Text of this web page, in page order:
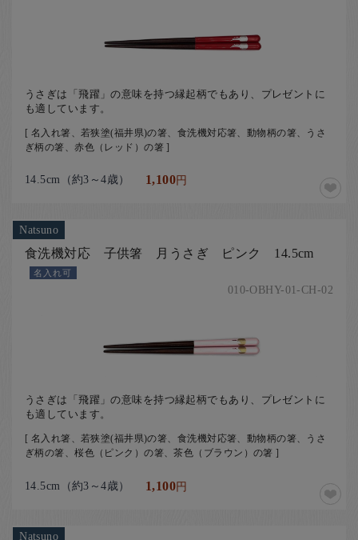
うさぎは「飛躍」の意味を持つ縁起柄でもあり、プレゼントに
も適しています。
[ 名入れ箸、若狭塗(福井県)の箸、食洗機対応箸、動物柄の箸、うさ
ぎ柄の箸、赤色（レッド）の箸 ]
14.5cm（約3～4歳） 1,100円
Natsuno
食洗機対応 子供箸 月うさぎ ピンク 14.5cm
名入れ可
010-OBHY-01-CH-02
うさぎは「飛躍」の意味を持つ縁起柄でもあり、プレゼントに
も適しています。
[ 名入れ箸、若狭塗(福井県)の箸、食洗機対応箸、動物柄の箸、うさ
ぎ柄の箸、桜色（ピンク）の箸、茶色（ブラウン）の箸 ]
14.5cm（約3～4歳） 1,100円
Natsuno